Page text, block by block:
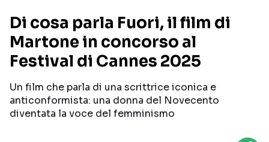
GENERI
PERSONAGGI
CANALI STREAMING
Categorie
NOTIZIE
TRAILER
Di cosa parla Fuori, il film di
Martone in concorso al
Festival di Cannes 2025
Un film che parla di una scrittrice iconica e
anticonformista: una donna del Novecento
diventata la voce del femminismo